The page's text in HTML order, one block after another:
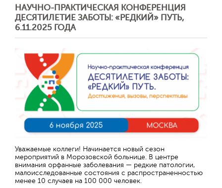
НАУЧНО-ПРАКТИЧЕСКАЯ КОНФЕРЕНЦИЯ
ДЕСЯТИЛЕТИЕ ЗАБОТЫ: «РЕДКИЙ» ПУТЬ,
6.11.2025 ГОДА
Уважаемые коллеги! Начинается новый сезон
мероприятий в Морозовской больнице. В центре
внимания орфанные заболевания — редкие патологии,
малоисследованные состояния с распространенностью
менее 10 случаев на 100 000 человек.
Отправить